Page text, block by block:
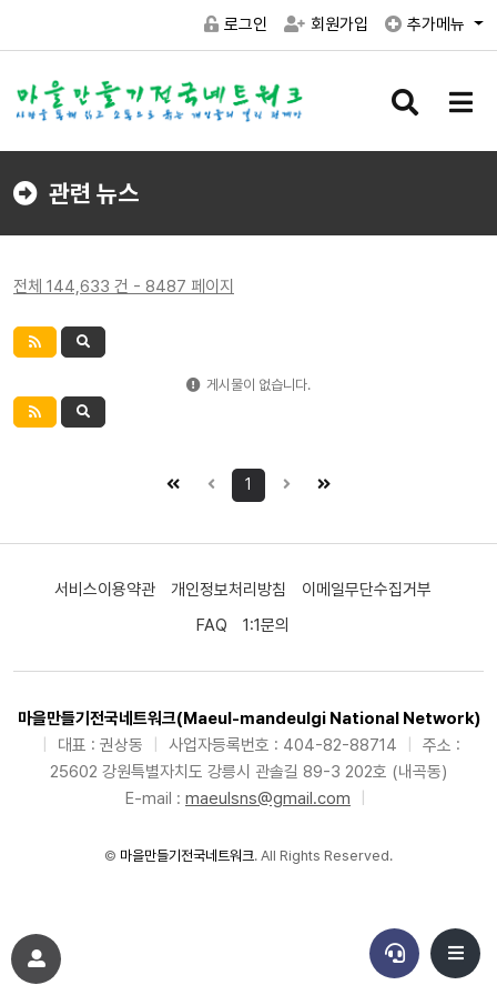
로그인 회원가입 추가메뉴
검
버
메
버
관련 뉴스
전체 144,633 건 - 8487 페이지
게시물이 없습니다.
1
서비스이용약관 개인정보처리방침
이메일무단수집거부
FAQ
1:1문의
마을만들기전국네트워크(Maeul-mandeulgi National Network)
대표 : 권상동 사업자등록번호 : 404-82-88714
주소 :
25602 강원특별자치도 강릉시 관솔길 89-3 202호 (내곡동)
E-mail : maeulsns@gmail.com
© 마을만들기전국네트워크. All Rights Reserved.